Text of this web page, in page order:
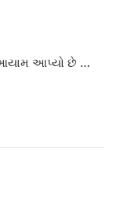
આયામ આપ્યો છે …